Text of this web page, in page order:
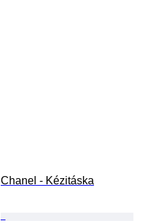
Chanel - Kézitáska